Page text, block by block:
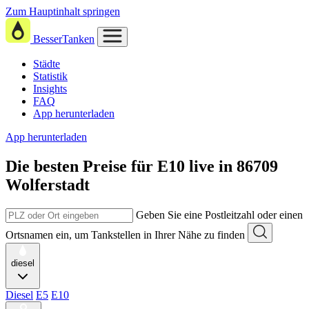
Zum Hauptinhalt springen
BesserTanken
Städte
Statistik
Insights
FAQ
App herunterladen
App herunterladen
Die besten Preise für E10 live in 86709
Wolferstadt
Geben Sie eine Postleitzahl oder einen
Ortsnamen ein, um Tankstellen in Ihrer Nähe zu finden
diesel
Diesel E5 E10